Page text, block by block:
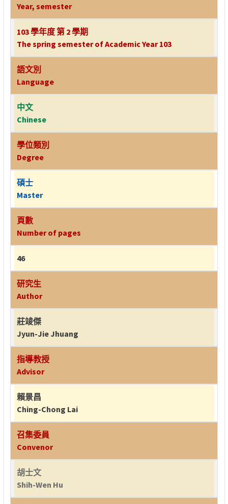
Year, semester
103 學年度 第 2 學期
The spring semester of Academic Year 103
語文別
Language
中文
Chinese
學位類別
Degree
碩士
Master
頁數
Number of pages
46
研究生
Author
莊竣傑
Jyun-Jie Jhuang
指導教授
Advisor
賴景昌
Ching-Chong Lai
召集委員
Convenor
胡士文
Shih-Wen Hu